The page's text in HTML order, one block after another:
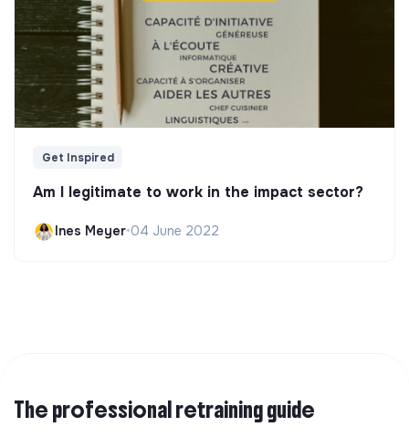
Get Inspired
Am I legitimate to work in the impact sector?
Ines Meyer•04 June 2022
The professional retraining guide